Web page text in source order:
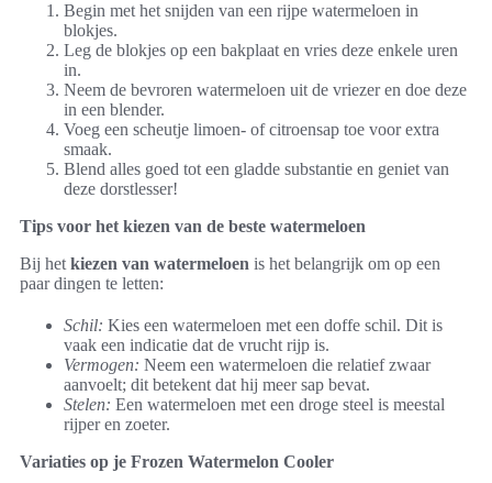
Begin met het snijden van een rijpe watermeloen in
blokjes.
Leg de blokjes op een bakplaat en vries deze enkele uren
in.
Neem de bevroren watermeloen uit de vriezer en doe deze
in een blender.
Voeg een scheutje limoen- of citroensap toe voor extra
smaak.
Blend alles goed tot een gladde substantie en geniet van
deze dorstlesser!
Tips voor het kiezen van de beste watermeloen
Bij het kiezen van watermeloen is het belangrijk om op een
paar dingen te letten:
Schil: Kies een watermeloen met een doffe schil. Dit is
vaak een indicatie dat de vrucht rijp is.
Vermogen: Neem een watermeloen die relatief zwaar
aanvoelt; dit betekent dat hij meer sap bevat.
Stelen: Een watermeloen met een droge steel is meestal
rijper en zoeter.
Variaties op je Frozen Watermelon Cooler